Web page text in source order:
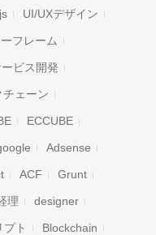
UI/UXデザイン
フレーム
ビス開発
チェーン
ECCUBE
Adsense
ACF Grunt
理 designer
プト Blockchain